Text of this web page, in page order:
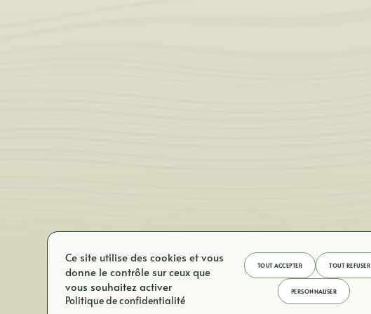
Ce site utilise des cookies et vous
donne le contrôle sur ceux que
vous souhaitez activer
Politique de confidentialité
TOUT ACCEPTER TOUT REFUSER
PERSONNALISER